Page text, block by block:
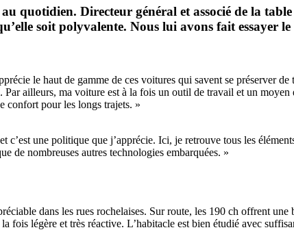
quotidien. Directeur général et associé de la
soit polyvalente. Nous lui avons fait essayer
le haut de gamme de ces voitures qui savent se préserver
ailleurs, ma voiture est à la fois un outil de travail et un
confort pour les longs trajets. »
une politique que j’apprécie. Ici, je retrouve tous les
de nombreuses autres technologies embarquées. »
dans les rues rochelaises. Sur route, les 190 ch offrent une
légère et très réactive. L’habitacle est bien étudié avec